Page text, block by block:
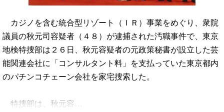
カジノを含む統合型リゾート（ＩＲ）事業をめぐり、衆院
議員の秋元司容疑者（４８）が逮捕された汚職事件で、東京
地検特捜部は２６日、秋元容疑者の元政策秘書が設立した芸
能関連会社に「コンサルタント料」を支払っていた東京都内
のパチンコチェーン会社を家宅捜索した。
特捜部は、秋元容…